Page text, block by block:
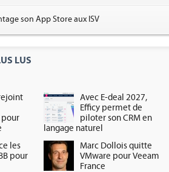
son App Store aux ISV
LUS
pour
Avec E-deal 2027,
Efficy permet de
piloter son CRM en
langage naturel
les
pour
Marc Dollois quitte
VMware pour Veeam
France